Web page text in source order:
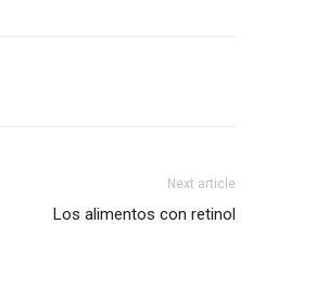
Next article
Los alimentos con retinol